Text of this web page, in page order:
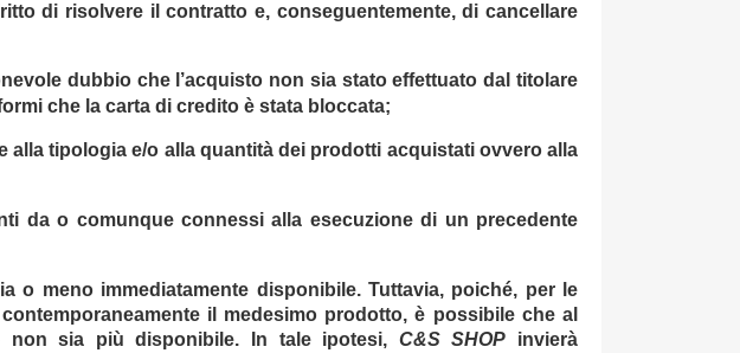
di risolvere il contratto e, conseguentemente, di cancellare
dubbio che l’acquisto non sia stato effettuato dal titolare
che la carta di credito è stata bloccata;
alla tipologia e/o alla quantità dei prodotti acquistati ovvero alla
da o comunque connessi alla esecuzione di un precedente
meno immediatamente disponibile. Tuttavia, poiché, per le
il medesimo prodotto, è possibile che al
non sia più disponibile. In tale ipotesi, C&S SHOP invierà